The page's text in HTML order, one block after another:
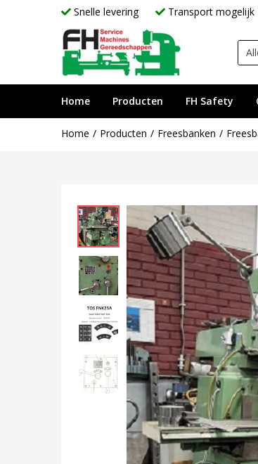
Snelle levering Transport mogelijk
Home Producten FH Safety
Home Producten Freesbanken